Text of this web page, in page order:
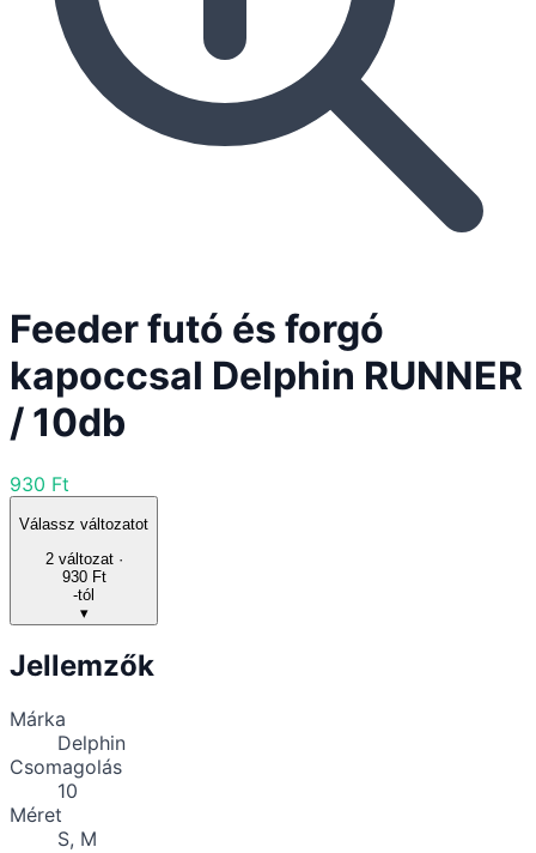
Feeder futó és forgó
kapoccsal Delphin RUNNER
/ 10db
930 Ft
Válassz változatot
2változat ·
930 Ft
-tól
▾
Jellemzők
Márka
Delphin
Csomagolás
10
Méret
S, M